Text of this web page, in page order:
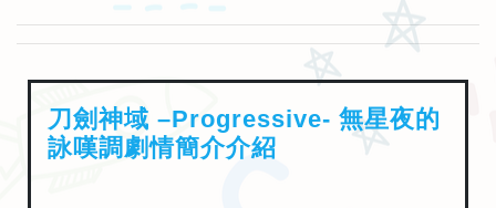
刀劍神域 –Progressive- 無星夜的
詠嘆調劇情簡介介紹